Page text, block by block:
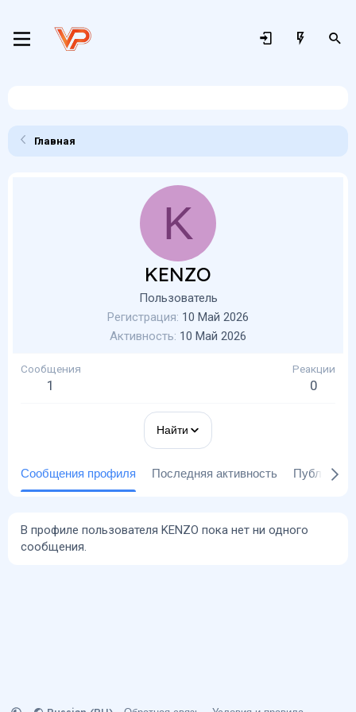
Главная
K
KENZO
Пользователь
Регистрация 10 Май 2026
Активность 10 Май 2026
Сообщения
1
Реакции
0
Найти
Сообщения профиля Последняя активность
В профиле пользователя KENZO пока нет ни одного
сообщения.